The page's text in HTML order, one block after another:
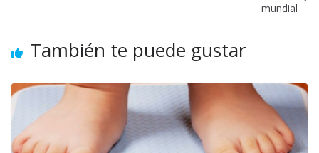
mundial
También te puede gustar